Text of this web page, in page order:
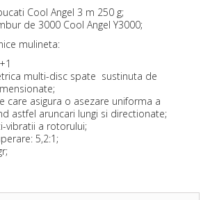
Cool Angel 3 m 250 g;
de 3000 Cool Angel Y3000;
mulineta:
multi-disc spate sustinuta de
care asigura o asezare uniforma a
astfel aruncari lungi si directionate;
vibratii a rotorului;
5,2:1;